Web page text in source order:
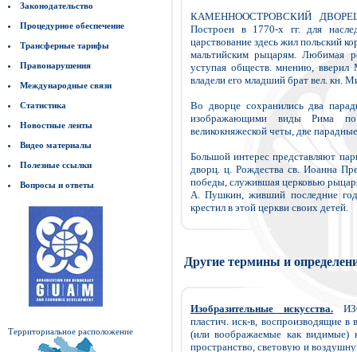
Законодательство
Процедурное обеспечение
Трансферные тарифы
Правонарушения
Международные связи
Статистика
Новостные ленты
Видео материалы
Полезные ссылки
Вопросы и ответы
Территориальное расположение
КАМЕННООСТРОВСКИЙ ДВОРЕЦ
Построен в 1770-х гг. для
царствование здесь жил польский
мальтийским рыцарям. Любимая
уступая обществ. мнению,
владели его младший брат вел. кн.
Во дворце сохранились два
изображающими виды Рима
великокняжеской четы, две
Большой интерес представляют
дворц. ц. Рождества св. Иоанна
победы, служившая церковью
А. Пушкин, живший последние
крестил в этой церкви своих детей.
Другие термины и
Изобразительные искусства.
пластич. иск-в, воспроизводящие
(или воображаемые как видимые)
пространство, световую и